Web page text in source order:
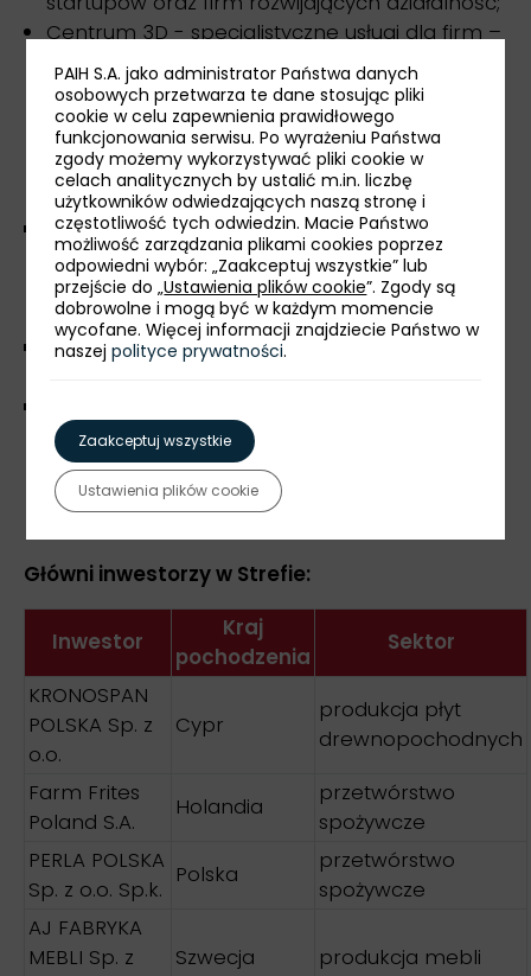
Centrum 3D - specjalistyczne usługi dla firm –
w ramach Centrum 3D: druk 3D, inżynieria
odwrotna, operacje lotnicze dronem, badania
termowizyjne, doradztwo w zakresie OZE i
efektywności energetycznej.
Łączna wysokość nakładów inwestycyjnych
poniesionych przez wszystkie firmy działające
w Strefie od momentu jej powstania do teraz:
ok. 6,1 mld PLN
Łączne zatrudnienie na terenie Strefy: 8 tys.
przetwórstwo: tworzyw sztucznych, drzewne,
spożywcze, branża metalowa, motoryzacyjna,
budowlana, logistyka i magazynowanie
Główni inwestorzy w Strefie:
Inwestor
Kraj
pochodzenia
Sektor
KRONOSPAN
POLSKA Sp. z
o.o.
Cypr
produkcja płyt
drewnopochodnych
Farm Frites
Poland S.A.
Holandia
przetwórstwo
spożywcze
PERLA POLSKA
Sp. z o.o. Sp.k.
Polska
przetwórstwo
spożywcze
AJ FABRYKA
MEBLI Sp. z
Szwecja produkcja mebli
PAIH S.A. jako administrator Państwa danych
osobowych przetwarza te dane stosując pliki
cookie w celu zapewnienia prawidłowego
funkcjonowania serwisu. Po wyrażeniu Państwa
zgody możemy wykorzystywać pliki cookie w
celach analitycznych by ustalić m.in. liczbę
użytkowników odwiedzających naszą stronę i
częstotliwość tych odwiedzin. Macie Państwo
możliwość zarządzania plikami cookies poprzez
odpowiedni wybór: „Zaakceptuj wszystkie” lub
przejście do „Ustawienia plików cookie”. Zgody są
dobrowolne i mogą być w każdym momencie
wycofane. Więcej informacji znajdziecie Państwo w
naszejpolityce prywatności.
Zaakceptuj wszystkie
Ustawienia plików cookie